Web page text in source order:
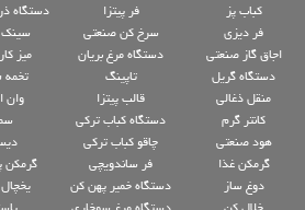
کباب پز
فر دیزی
اجاق گاز صنعتی
دستگاه گریل
منقل ذغالی
کانتر گرم
هود صنعتی
گرمکن غذا
دوغ ساز
فر پیتزا
سرخ کن صنعتی
دستگاه مرغ بریان
تاپینگ
قالب پیتزا
دستگاه کباب ترکی
چاقو کباب ترکی
فر ساندویچی
دستگاه خمیر پهن کن
دستگاه
میز
وان
گرمکن